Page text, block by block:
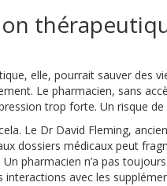
elle, pourrait sauver des
Le pharmacien, sans
trop forte. Un risque
Le Dr David Fleming,
dossiers médicaux peut
pharmacien n’a pas
interactions avec les